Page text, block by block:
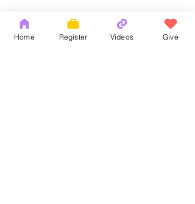
Home Register Videos Give